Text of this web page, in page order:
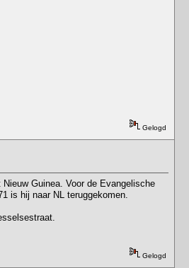
Gelogd
Guinea. Voor de Evangelische
is hij naar NL teruggekomen.
Gelogd